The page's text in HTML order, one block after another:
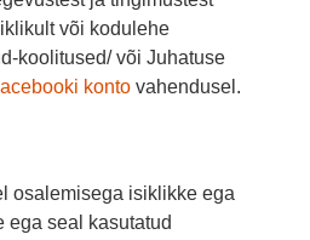
või kodulehe
koolitused/ või Juhatuse
konto vahendusel.
osalemisega isiklikke ega
ega seal kasutatud